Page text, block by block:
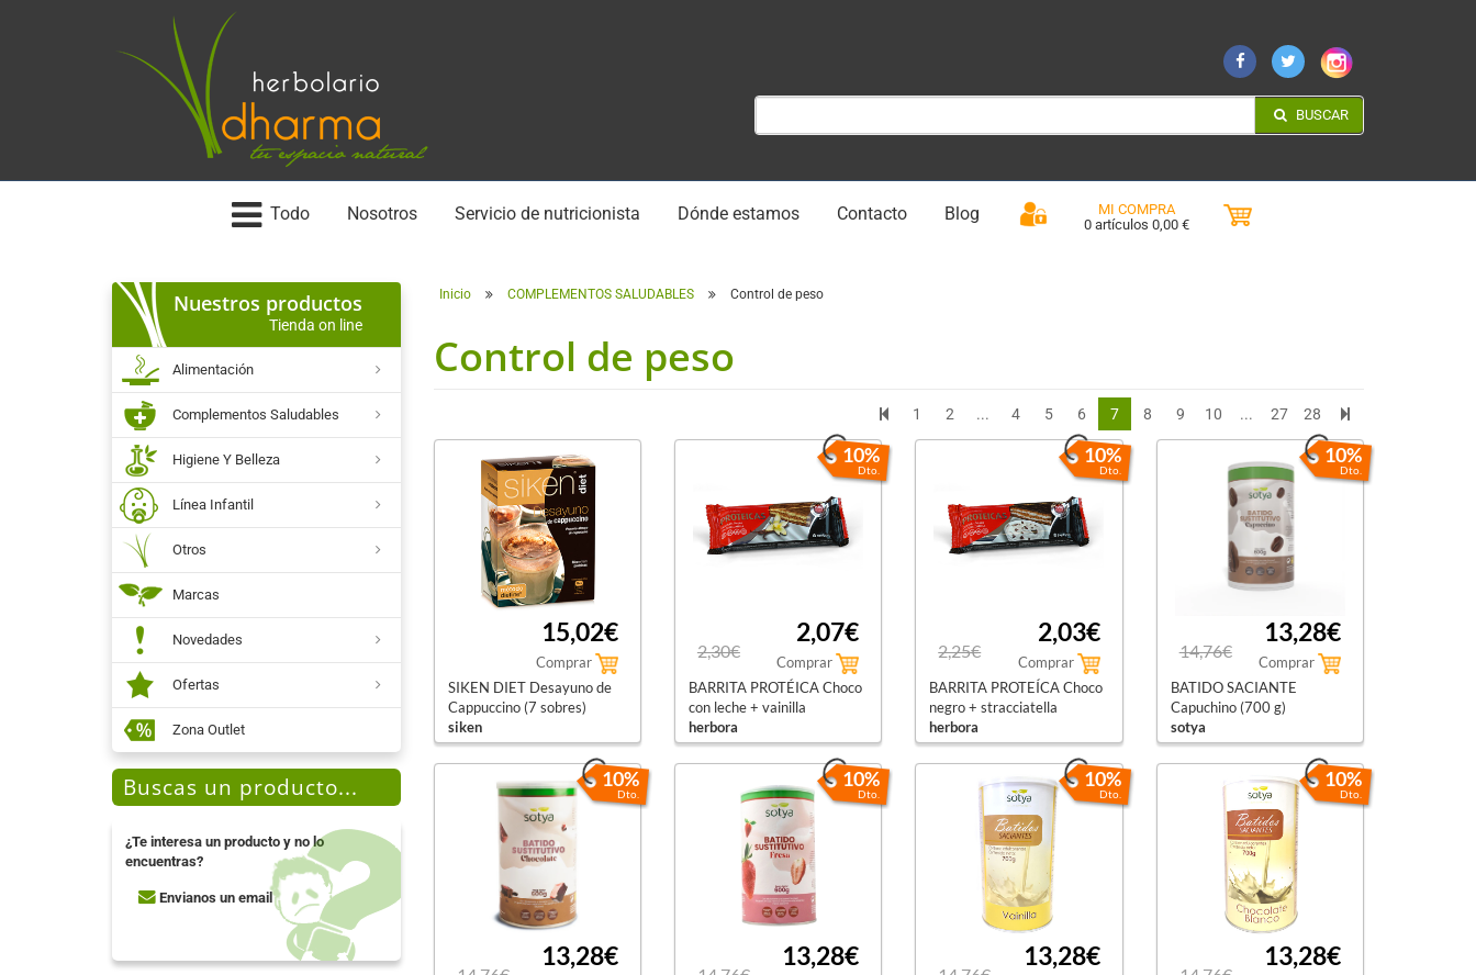
BUSCAR
Todo Nosotros Servicio de nutricionista Dónde estamos Contacto Blog
MI COMPRA
0 artículos 0,00 €
Nuestros productos
Tienda on line
Alimentación
Complementos Saludables
Higiene Y Belleza
Línea Infantil
Otros
Marcas
Novedades
Ofertas
Zona Outlet
Buscas un producto...
¿Te interesa un producto y no lo
encuentras?
Envianos un email
Inicio COMPLEMENTOS SALUDABLES Control de peso
Control de peso
1 2 ... 4 5 6 7 8 9 10 ... 27 28
15,02€
Comprar
SIKEN DIET Desayuno de
Cappuccino (7 sobres)
siken
10%
Dto.
2,30€
2,07€
Comprar
BARRITA PROTÉICA Choco
con leche + vainilla
herbora
10%
Dto.
2,25€
2,03€
Comprar
BARRITA PROTEÍCA Choco
negro + stracciatella
herbora
10%
Dto.
14,76€
13,28€
Comprar
BATIDO SACIANTE
Capuchino (700 g)
sotya
10%
Dto.
13,28€
10%
Dto.
13,28€
10%
Dto.
13,28€
10%
Dto.
13,28€